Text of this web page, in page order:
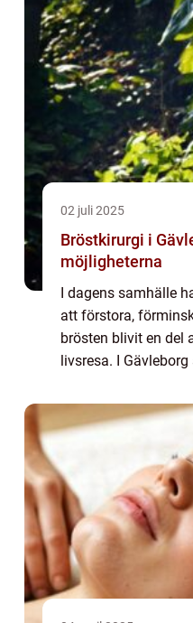
02 juli 2025
Bröstkirurgi i
möjligheterna
I dagens samhälle
att förstora,
brösten blivit en del
livsresa. I